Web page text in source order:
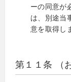
ーの同意が
は、別途当
意を取得し
第１１条 （